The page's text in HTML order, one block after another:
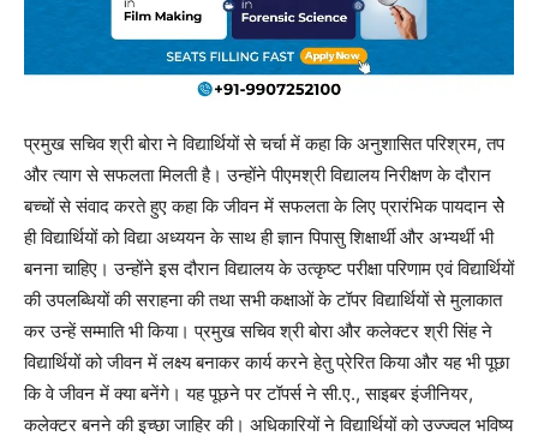
प्रमुख सचिव श्री बोरा ने विद्यार्थियों से चर्चा में कहा कि अनुशासित परिश्रम, तप
और त्याग से सफलता मिलती है। उन्होंने पीएमश्री विद्यालय निरीक्षण के दौरान
बच्चों से संवाद करते हुए कहा कि जीवन में सफलता के लिए प्रारंभिक पायदान सेेे
ही विद्यार्थियों को विद्या अध्ययन के साथ ही ज्ञान पिपासु शिक्षार्थी और अभ्यर्थी भी
बनना चाहिए। उन्होंने इस दौरान विद्यालय के उत्कृष्ट परीक्षा परिणाम एवं विद्यार्थियों
की उपलब्धियों की सराहना की तथा सभी कक्षाओं के टॉपर विद्यार्थियों से मुलाकात
कर उन्हें सम्माति भी किया। प्रमुख सचिव श्री बोरा और कलेक्टर श्री सिंह ने
विद्यार्थियों को जीवन में लक्ष्य बनाकर कार्य करने हेतु प्रेरित किया और यह भी पूछा
कि वे जीवन में क्या बनेंगे। यह पूछने पर टॉपर्स ने सी.ए., साइबर इंजीनियर,
कलेक्टर बनने की इच्छा जाहिर की। अधिकारियों ने विद्यार्थियों को उज्ज्वल भविष्य